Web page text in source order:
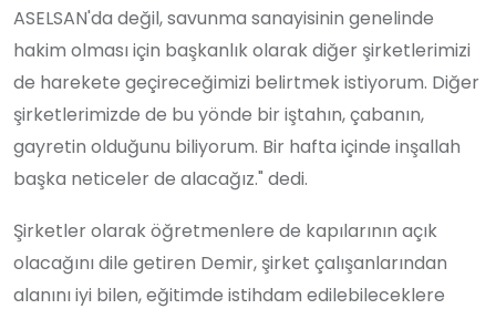
ASELSAN'da değil, savunma sanayisinin genelinde
hakim olması için başkanlık olarak diğer şirketlerimizi
de harekete geçireceğimizi belirtmek istiyorum. Diğer
şirketlerimizde de bu yönde bir iştahın, çabanın,
gayretin olduğunu biliyorum. Bir hafta içinde inşallah
başka neticeler de alacağız." dedi.
Şirketler olarak öğretmenlere de kapılarının açık
olacağını dile getiren Demir, şirket çalışanlarından
alanını iyi bilen, eğitimde istihdam edilebileceklere